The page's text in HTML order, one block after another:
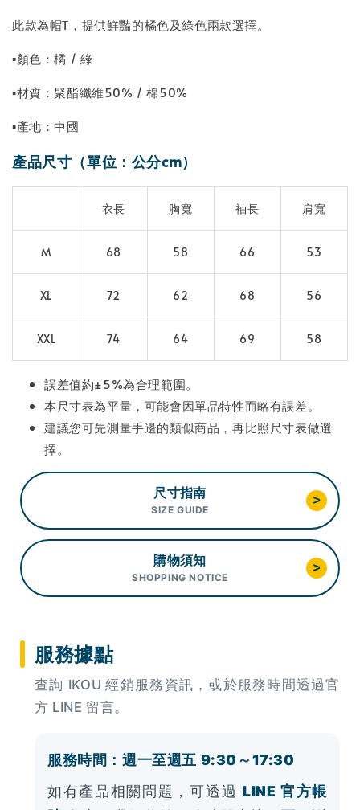
此款為帽T，提供鮮豔的橘色及綠色兩款選擇。
▪顏色：橘 / 綠
▪材質：聚酯纖維50% / 棉50%
▪產地：中國
產品尺寸（單位：公分cm）
衣長 胸寬 袖長 肩寬
M 68 58 66 53
XL 72 62 68 56
XXL 74 64 69 58
誤差值約±5%為合理範圍。
本尺寸表為平量，可能會因單品特性而略有誤差。
建議您可先測量手邊的類似商品，再比照尺寸表做選
擇。
尺寸指南
SIZE GUIDE
>
購物須知
SHOPPING NOTICE
>
服務據點
查詢 IKOU 經銷服務資訊，或於服務時間透過官
方 LINE 留言。
服務時間：週一至週五 9:30～17:30
如有產品相關問題，可透過 LINE 官方帳